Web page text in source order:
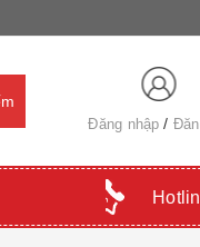
Đăng nhập